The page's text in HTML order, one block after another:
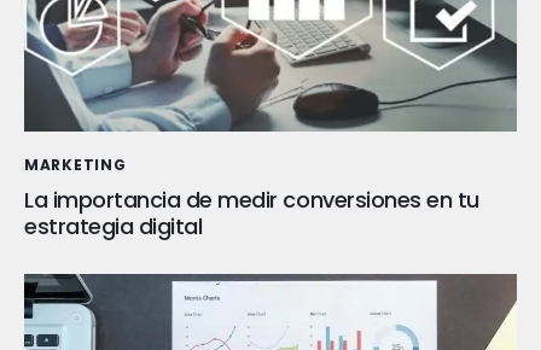
MARKETING
La importancia de medir conversiones en tu
estrategia digital